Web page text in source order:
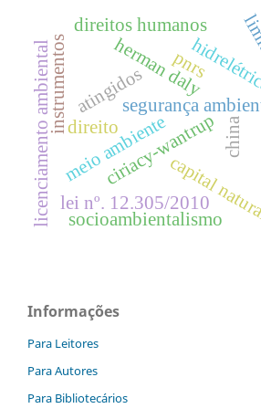
ciriacy-wantrup
herman daly
segurança
capital
meio ambiente
licenciamento ambiental atingidos
direito
pnrs
instrumentos
lei nº. 12.305/2010
china
socioambientalismo
direitos humanos
Informações
Para Leitores
Para Autores
Para Bibliotecários